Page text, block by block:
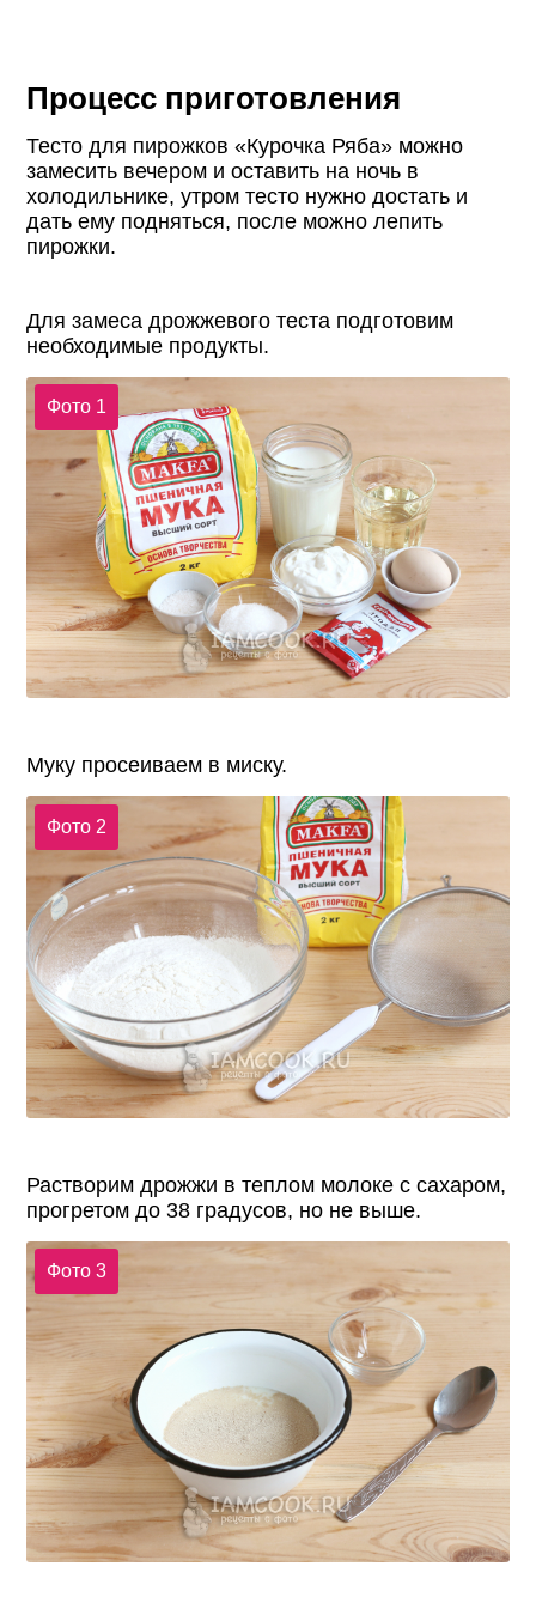
Процесс приготовления
Тесто для пирожков «Курочка Ряба» можно
замесить вечером и оставить на ночь в
холодильнике, утром тесто нужно достать и
дать ему подняться, после можно лепить
пирожки.
Для замеса дрожжевого теста подготовим
необходимые продукты.
Фото 1
Муку просеиваем в миску.
Фото 2
Растворим дрожжи в теплом молоке с сахаром,
прогретом до 38 градусов, но не выше.
Фото 3